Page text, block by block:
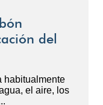
del
habitualmente
el aire, los